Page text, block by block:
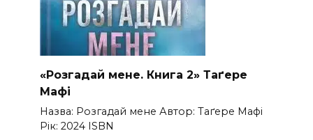
«Розгадай мене. Книга 2» Таґере
Мафі
Назва: Розгадай мене Автор: Таґере Мафі
Рік: 2024 ISBN